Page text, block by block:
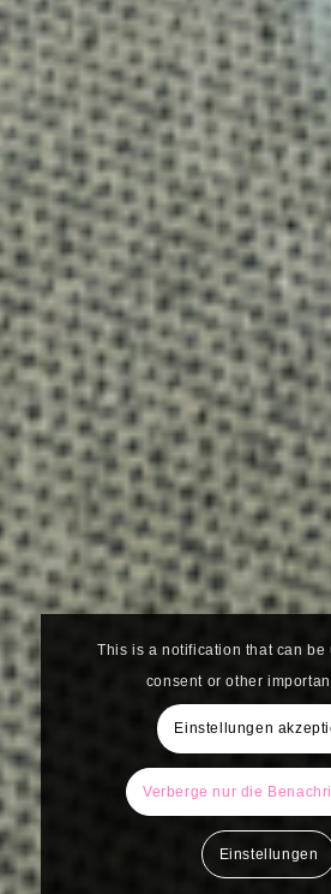
This is a notification that can be
consent or other
Einstellungen
Verberge nur die
Einstellungen